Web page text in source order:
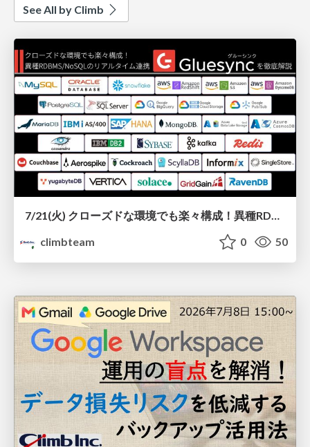
See All by Climb
7/21(火) クローズドな環境でも楽々構成！異種RDBMS/NoSQLのリアルタイム連携『Gluesync』を徹底解説
climbteam
0 50